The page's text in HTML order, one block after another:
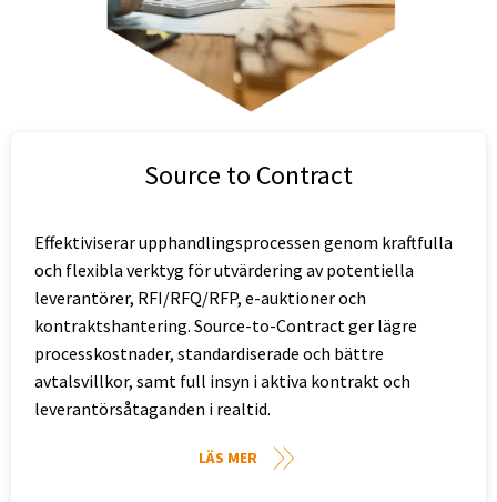
Source to Contract
Effektiviserar upphandlingsprocessen genom kraftfulla
och flexibla verktyg för utvärdering av potentiella
leverantörer, RFI/RFQ/RFP, e-auktioner och
kontraktshantering. Source-to-Contract ger lägre
processkostnader, standardiserade och bättre
avtalsvillkor, samt full insyn i aktiva kontrakt och
leverantörsåtaganden i realtid.
LÄS MER